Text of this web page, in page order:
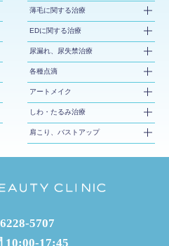
薄毛に関する治療
EDに関する治療
尿漏れ、尿失禁治療
各種点滴
アートメイク
しわ・たるみ治療
肩こり、バストアップ
5707
10:00-17:45